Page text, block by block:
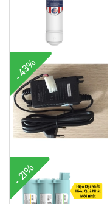
- 43%
- 21%